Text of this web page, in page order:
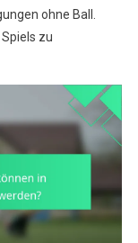
ohne Ball.
zu